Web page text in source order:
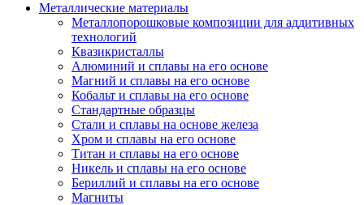
Металлические материалы
Металлопорошковые композиции для аддитивных
технологий
Квазикристаллы
Алюминий и сплавы на его основе
Магний и сплавы на его основе
Кобальт и сплавы на его основе
Стандартные образцы
Стали и сплавы на основе железа
Хром и сплавы на его основе
Титан и сплавы на его основе
Никель и сплавы на его основе
Бериллий и сплавы на его основе
Магниты